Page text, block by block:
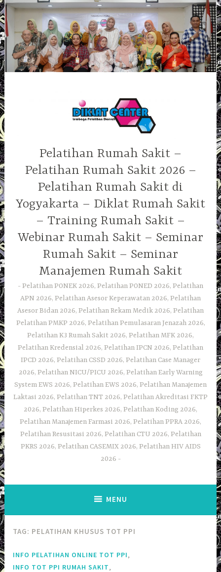
Skip
to
content
Pelatihan Rumah Sakit –
Pelatihan Rumah Sakit 2026 –
Pelatihan Rumah Sakit di
Yogyakarta – Diklat Rumah Sakit
– Training Rumah Sakit –
Webinar Rumah Sakit – Seminar
Rumah Sakit – Seminar
Manajemen Rumah Sakit
Pelatihan PONEK 2026, Pelatihan PONED 2026, Pelatihan
APN 2026, Pelatihan Asesor Keperawatan 2026, Pelatihan
Asesor Bidan 2026, Pelatihan Rekam Medik 2026, Pelatihan
Pelatihan PMKP 2026, Pelatihan Pemulasaran Jenazah 2026,
Pelatihan K3 Rumah Sakit 2026, Pelatihan MFK 2026,
Pelatihan Kredensial 2026, Pelatihan IPCN 2026, Pelatihan
IPCD 2026, Pelatihan CSSD 2026, Pelatihan Case Manager
2026, Pelatihan NICU/PICU 2026, Pelatihan Early Warning
System EWS 2026, Pelatihan EWS 2026, Pelatihan Manajemen
Laktasi 2026, Pelatihan TNT 2026, Pelatihan Akreditasi FKTP
2026, Pelatihan Hiperkes 2026, Pelatihan Koding 2026,
Pelatihan Manajemen Farmasi 2026, Pelatihan PPRA 2026,
Pelatihan Resusitasi 2026, Pelatihan CTU 2026, Pelatihan
PKRS 2026, Pelatihan CASEMIX 2026, Pelatihan HIV AIDS
2026
MENU
TAG: PELATIHAN KHUSUS TOT PPI
INFO PELATIHAN ONLINE TOT PPI
INFO TOT PPI RUMAH SAKIT